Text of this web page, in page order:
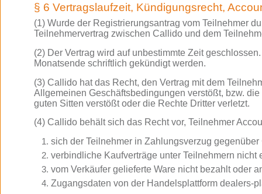
§ 6 Vertragslaufzeit, Kündigungsrecht,
(1) Wurde der Registrierungsantrag vom Teilnehmer
Teilnehmervertrag zwischen Callido und dem
(2) Der Vertrag wird auf unbestimmte Zeit
Monatsende schriftlich gekündigt werden.
(3) Callido hat das Recht, den Vertrag mit dem
Allgemeinen Geschäftsbedingungen verstößt, bzw.
guten Sitten verstößt oder die Rechte Dritter verletzt.
(4) Callido behält sich das Recht vor, Teilnehmer
sich der Teilnehmer in Zahlungsverzug
verbindliche Kaufverträge unter Teilnehmern nicht
vom Verkäufer gelieferte Ware nicht bezahlt oder
Zugangsdaten von der Handelsplattform dealers-